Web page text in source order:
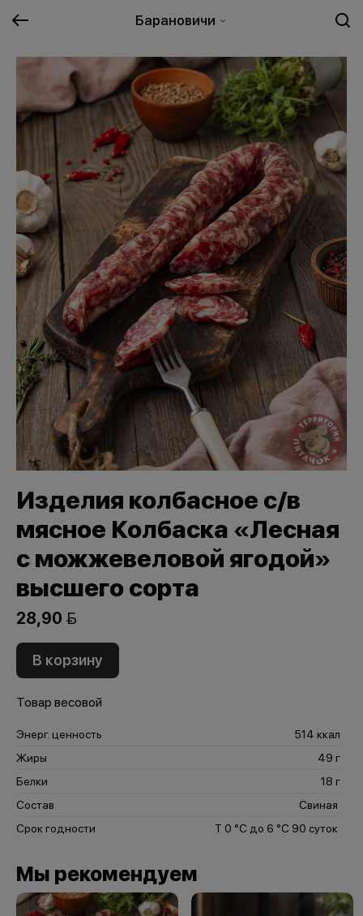
Барановичи
Изделия колбасное с/в
мясное Колбаска «Лесная
с можжевеловой ягодой»
высшего сорта
28,90 
В корзину
Товар весовой
Энерг. ценность
514 ккал
Жиры
49 г
Белки
18 г
Состав
Свиная
Срок годности
Т 0 °С до 6 °С 90 суток
Мы рекомендуем